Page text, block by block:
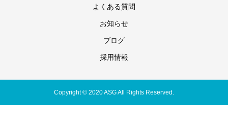
よくある質問
お知らせ
ブログ
採用情報
Copyright © 2020 ASG All Rights Reserved.